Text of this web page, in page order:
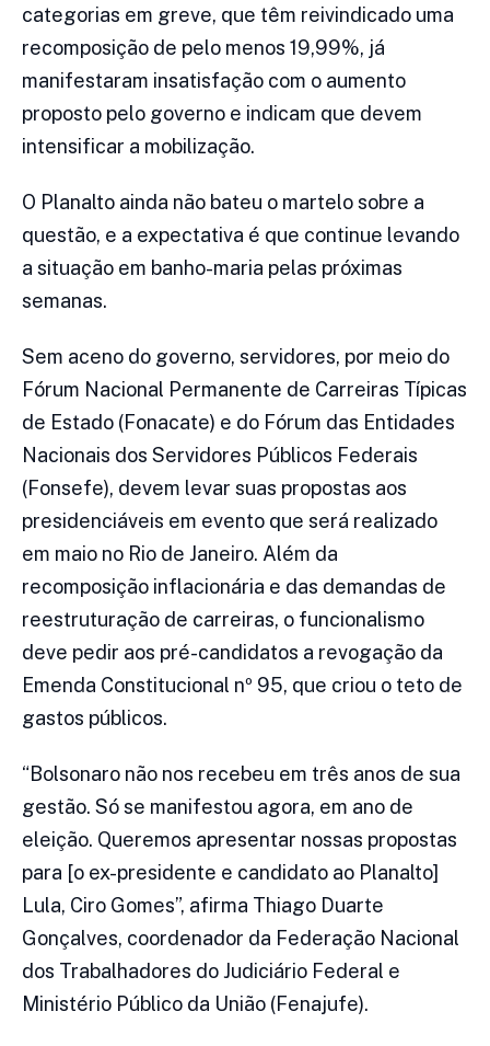
categorias em greve, que têm reivindicado uma
recomposição de pelo menos 19,99%, já
manifestaram insatisfação com o aumento
proposto pelo governo e indicam que devem
intensificar a mobilização.
O Planalto ainda não bateu o martelo sobre a
questão, e a expectativa é que continue levando
a situação em banho-maria pelas próximas
semanas.
Sem aceno do governo, servidores, por meio do
Fórum Nacional Permanente de Carreiras Típicas
de Estado (Fonacate) e do Fórum das Entidades
Nacionais dos Servidores Públicos Federais
(Fonsefe), devem levar suas propostas aos
presidenciáveis em evento que será realizado
em maio no Rio de Janeiro. Além da
recomposição inflacionária e das demandas de
reestruturação de carreiras, o funcionalismo
deve pedir aos pré-candidatos a revogação da
Emenda Constitucional nº 95, que criou o teto de
gastos públicos.
“Bolsonaro não nos recebeu em três anos de sua
gestão. Só se manifestou agora, em ano de
eleição. Queremos apresentar nossas propostas
para [o ex-presidente e candidato ao Planalto]
Lula, Ciro Gomes”, afirma Thiago Duarte
Gonçalves, coordenador da Federação Nacional
dos Trabalhadores do Judiciário Federal e
Ministério Público da União (Fenajufe).